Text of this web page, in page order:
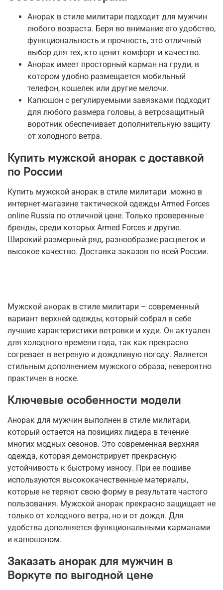
Анорак в стиле милитари подходит для мужчин
любого возраста. Беря во внимание его удобство,
функциональность и прочность, это отличный
выбор для тех, кто ценит комфорт и качество.
Анорак имеет просторный карман на груди, в
котором удобно размещается мобильный
телефон, кошелек или другие мелочи.
Капюшон с регулируемыми завязками подходит
для любого размера головы, а ветрозащитный
воротник обеспечивает дополнительную защиту
от холодного ветра.
Купить мужской анорак с доставкой
по России
Купить мужской анорак в стиле милитари можно в
интернет-магазине тактической одежды Armed Forces
online Russia по отличной цене. Только проверенные
бренды, среди которых Armed Forces и другие.
Широкий размерный ряд, разнообразие расцветок и
высокое качество. Доставка заказов по всей России.
Мужской анорак в стиле милитари – современный
вариант верхней одежды, который собрал в себе
лучшие характеристики ветровки и худи. Он актуален
для холодного времени года, так как прекрасно
согревает в ветреную и дождливую погоду. Является
стильным дополнением мужского образа, невероятно
практичен в носке.
Ключевые особенности модели
Анорак для мужчин выполнен в стиле милитари,
который остается на позициях лидера в течение
многих модных сезонов. Это современная верхняя
одежда, которая демонстрирует прекрасную
устойчивость к быстрому износу. При ее пошиве
используются высококачественные материалы,
которые не теряют свою форму в результате частого
пользования. Мужской анорак прекрасно защищает не
только от холодного ветра, но и от дождя. Для
удобства дополняется функциональными карманами
и капюшоном.
Заказать анорак для мужчин в
Воркуте по выгодной цене